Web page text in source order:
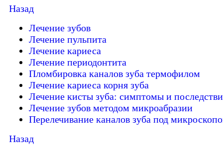
Назад
Лечение зубов
Лечение пульпита
Лечение кариеса
Лечение периодонтита
Пломбировка каналов зуба термофилом
Лечение кариеса корня зуба
Лечение кисты зуба: симптомы и
Лечение зубов методом микроабразии
Перелечивание каналов зуба под
Назад